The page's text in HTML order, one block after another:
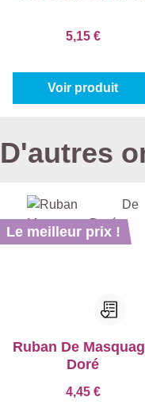
5,15 €
Voir produit
D'autres
Le meilleur prix !
Ruban De
Doré
4,45 €